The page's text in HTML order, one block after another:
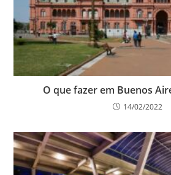
O que fazer em Buenos
14/02/2022